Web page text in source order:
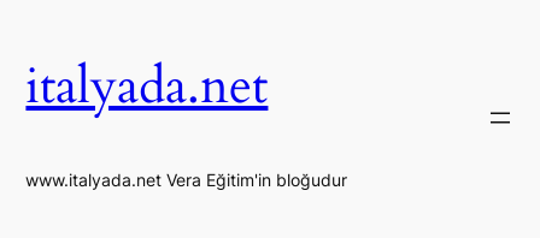
italyada.net
www.italyada.net Vera Eğitim'in bloğudur